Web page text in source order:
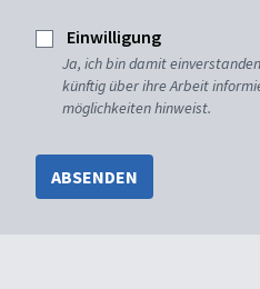
Einwilligung
Ja, ich bin damit
künftig über ihre Arbeit
möglichkeiten hinweist.
ABSENDEN